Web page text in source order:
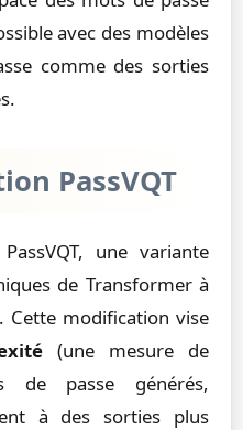
avec des modèles
comme des sorties
PassVQT
une variante
de Transformer à
Cette modification vise
(une mesure de
de passe générés,
à des sorties plus